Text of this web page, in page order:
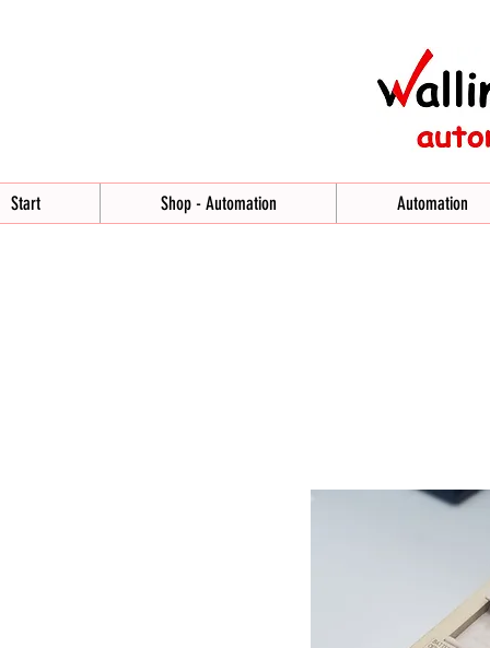
Start Shop - Automation Automation